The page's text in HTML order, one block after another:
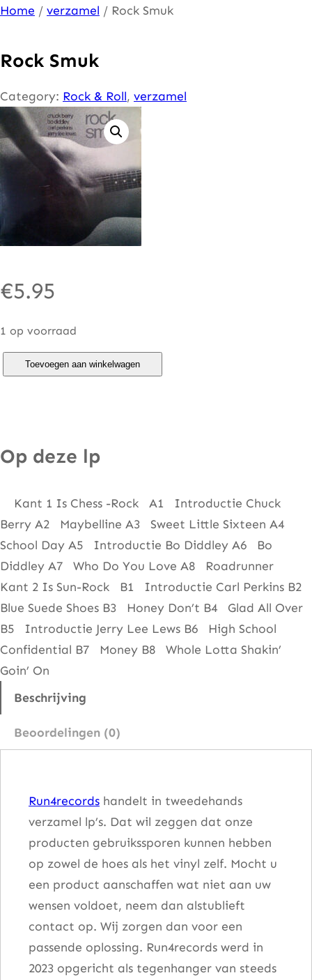
Ga
de
inhoud
Home / verzamel / Rock Smuk
Rock Smuk
Category: Rock & Roll, verzamel
€5.95
1 op voorraad
m
a
a
n
t
a
l
Toevoegen aan winkelwagen
Op deze lp
Kant 1 Is Chess -Rock A1 Introductie Chuck
Berry A2 Maybelline A3 Sweet Little Sixteen A4
School Day A5 Introductie Bo Diddley A6 Bo
Diddley A7 Who Do You Love A8 Roadrunner
Kant 2 Is Sun-Rock B1 Introductie Carl Perkins B2
Blue Suede Shoes B3 Honey Don’t B4 Glad All Over
B5 Introductie Jerry Lee Lews B6 High School
Confidential B7 Money B8 Whole Lotta Shakin’
Goin’ On
Beschrijving
Beoordelingen (0)
Run4records handelt in tweedehands
verzamel lp’s. Dat wil zeggen dat onze
producten gebruikssporen kunnen hebben
op zowel de hoes als het vinyl zelf. Mocht u
een product aanschaffen wat niet aan uw
wensen voldoet, neem dan alstublieft
contact op. Wij zorgen dan voor een
passende oplossing. Run4records werd in
2023 opgericht als tegenhanger van steeds